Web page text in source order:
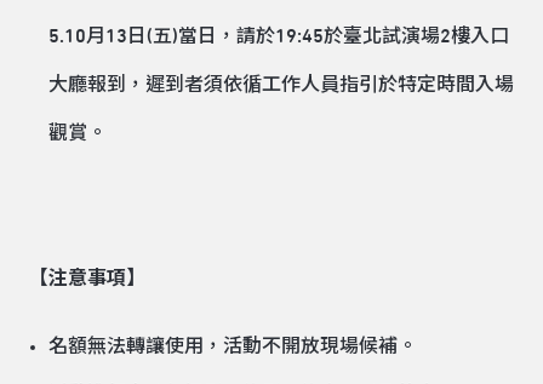
5.10月13日(五)當日，請於19:45於臺北試演場2樓入口
大廳報到，遲到者須依循工作人員指引於特定時間入場
觀賞。
【注意事項】
名額無法轉讓使用，活動不開放現場候補。